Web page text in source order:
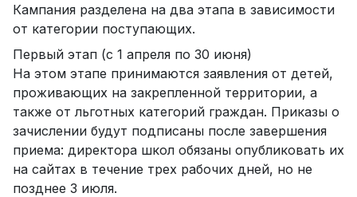
Кампания разделена на два этапа в зависимости
от категории поступающих.
Первый этап (с 1 апреля по 30 июня)
На этом этапе принимаются заявления от детей,
проживающих на закрепленной территории, а
также от льготных категорий граждан. Приказы о
зачислении будут подписаны после завершения
приема: директора школ обязаны опубликовать их
на сайтах в течение трех рабочих дней, но не
позднее 3 июля.